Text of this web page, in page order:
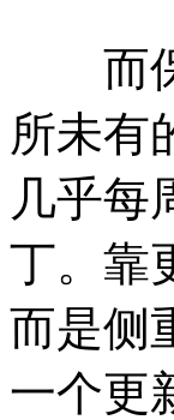
而保
所未有
几乎每
丁。靠
而是侧
一个更